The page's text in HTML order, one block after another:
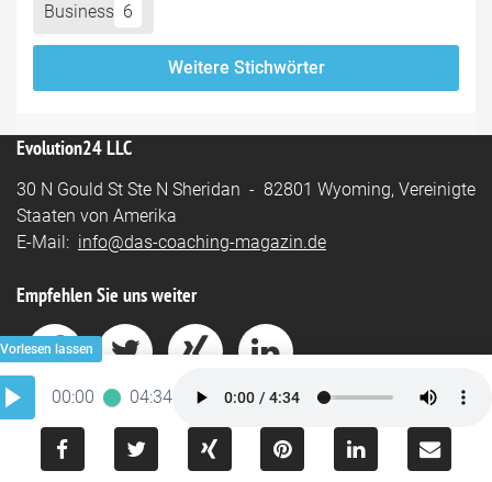
00:00 04:34
Business 6
Weitere Stichwörter
Evolution24 LLC
30 N Gould St Ste N Sheridan - 82801 Wyoming, Vereinigte
Staaten von Amerika
E-Mail: info@das-coaching-magazin.de
Empfehlen Sie uns weiter
Impressum Datenschutz
Powered by BUKI-Software.ai